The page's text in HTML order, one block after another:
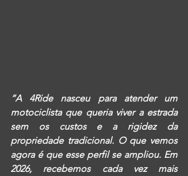
“A 4Ride nasceu para atender um
motociclista que queria viver a estrada
sem os custos e a rigidez da
propriedade tradicional. O que vemos
agora é que esse perfil se ampliou. Em
2026, recebemos cada vez mais